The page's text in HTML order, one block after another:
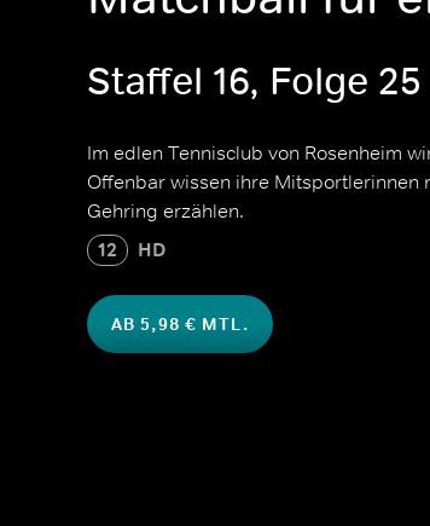
Staffel 16, Folge 25
Im edlen Tennisclub von Rosenheim
Offenbar wissen ihre Mitsportlerinnen
Gehring erzählen.
12 HD
AB 5,98 € MTL.